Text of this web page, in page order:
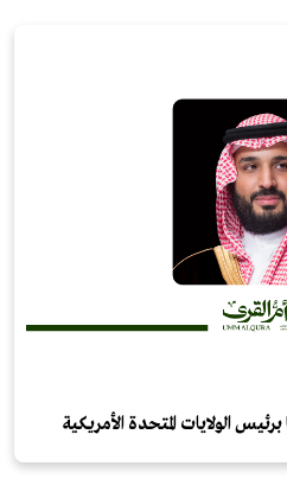
الولايات المتحدة الأمريكية